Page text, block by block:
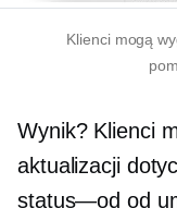
Klienci mogą
Wynik? Klienci
aktualizacji
status—od od